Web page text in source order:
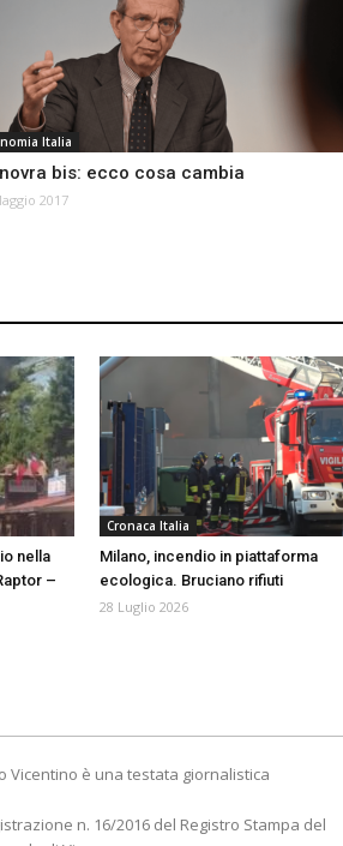
Italia
bis: ecco cosa cambia
2017
nella
–
Cronaca Italia
Milano, incendio in piattaforma
ecologica. Bruciano rifiuti
28 Luglio 2026
Vicentino è una testata giornalistica
n. 16/2016 del Registro Stampa del